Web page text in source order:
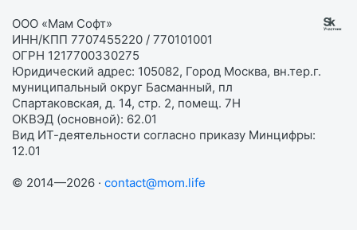
ООО «Мам Софт»
ИНН/КПП 7707455220 / 770101001
ОГРН 1217700330275
Юридический адрес: 105082, Город Москва, вн.тер.г.
муниципальный округ Басманный, пл
Спартаковская, д. 14, стр. 2, помещ. 7Н
ОКВЭД (основной): 62.01
Вид ИТ-деятельности согласно приказу Минцифры:
12.01
© 2014—2026 · contact@mom.life